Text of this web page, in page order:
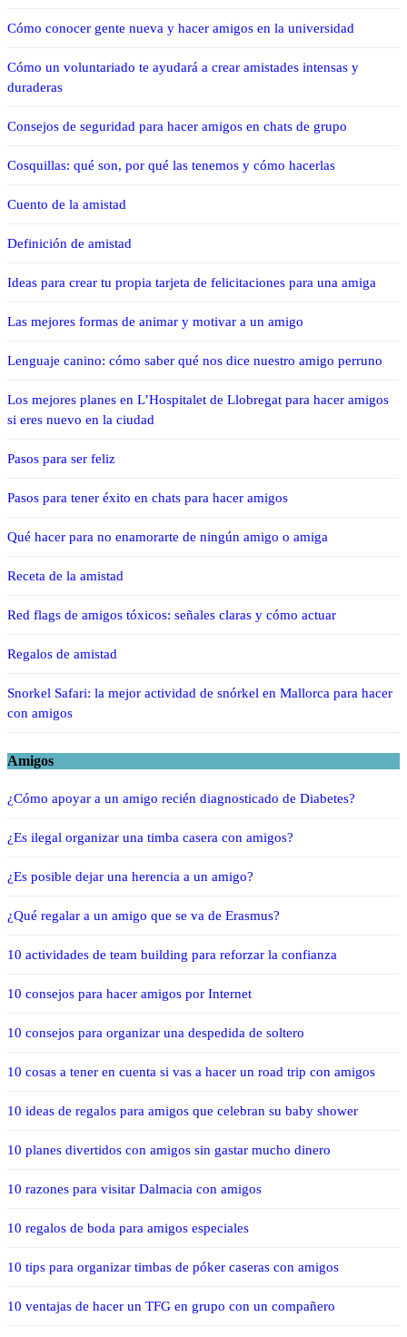
Cómo conocer gente nueva y hacer amigos en la universidad
Cómo un voluntariado te ayudará a crear amistades intensas y
duraderas
Consejos de seguridad para hacer amigos en chats de grupo
Cosquillas: qué son, por qué las tenemos y cómo hacerlas
Cuento de la amistad
Definición de amistad
Ideas para crear tu propia tarjeta de felicitaciones para una amiga
Las mejores formas de animar y motivar a un amigo
Lenguaje canino: cómo saber qué nos dice nuestro amigo perruno
Los mejores planes en L’Hospitalet de Llobregat para hacer amigos
si eres nuevo en la ciudad
Pasos para ser feliz
Pasos para tener éxito en chats para hacer amigos
Qué hacer para no enamorarte de ningún amigo o amiga
Receta de la amistad
Red flags de amigos tóxicos: señales claras y cómo actuar
Regalos de amistad
Snorkel Safari: la mejor actividad de snórkel en Mallorca para hacer
con amigos
Amigos
¿Cómo apoyar a un amigo recién diagnosticado de Diabetes?
¿Es ilegal organizar una timba casera con amigos?
¿Es posible dejar una herencia a un amigo?
¿Qué regalar a un amigo que se va de Erasmus?
10 actividades de team building para reforzar la confianza
10 consejos para hacer amigos por Internet
10 consejos para organizar una despedida de soltero
10 cosas a tener en cuenta si vas a hacer un road trip con amigos
10 ideas de regalos para amigos que celebran su baby shower
10 planes divertidos con amigos sin gastar mucho dinero
10 razones para visitar Dalmacia con amigos
10 regalos de boda para amigos especiales
10 tips para organizar timbas de póker caseras con amigos
10 ventajas de hacer un TFG en grupo con un compañero